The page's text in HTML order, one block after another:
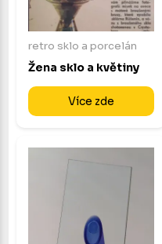
retro sklo a porcelán
Žena sklo a květiny
Více zde